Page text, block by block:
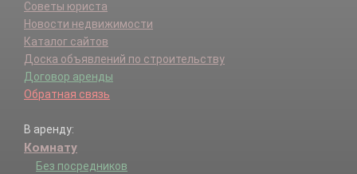
Советы юриста
Новости недвижимости
Каталог сайтов
Доска объявлений по строительству
Договор аренды
Обратная связь
В аренду:
Комнату
Без посредников